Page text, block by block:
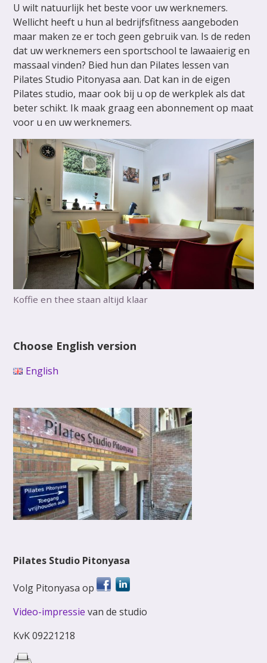
U wilt natuurlijk het beste voor uw werknemers.
Wellicht heeft u hun al bedrijfsfitness aangeboden
maar maken ze er toch geen gebruik van. Is de reden
dat uw werknemers een sportschool te lawaaierig en
massaal vinden? Bied hun dan Pilates lessen van
Pilates Studio Pitonyasa aan. Dat kan in de eigen
Pilates studio, maar ook bij u op de werkplek als dat
beter schikt. Ik maak graag een abonnement op maat
voor u en uw werknemers.
Koffie en thee staan altijd klaar
Choose English version
English
Pilates Studio Pitonyasa
Volg Pitonyasa op
Video-impressie van de studio
KvK 09221218